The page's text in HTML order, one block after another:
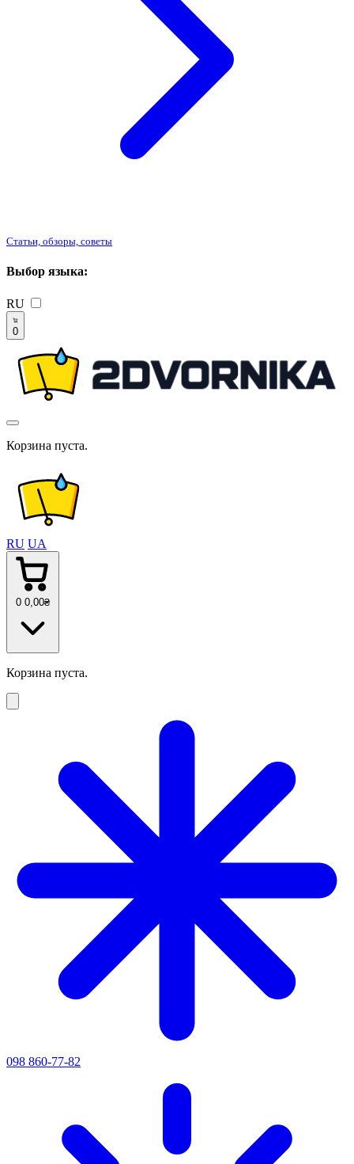
Статьи, обзоры, советы
Выбор языка:
RU
0
Корзина пуста.
RU UA
0 0 ,00₴
Корзина пуста.
098 860-77-82